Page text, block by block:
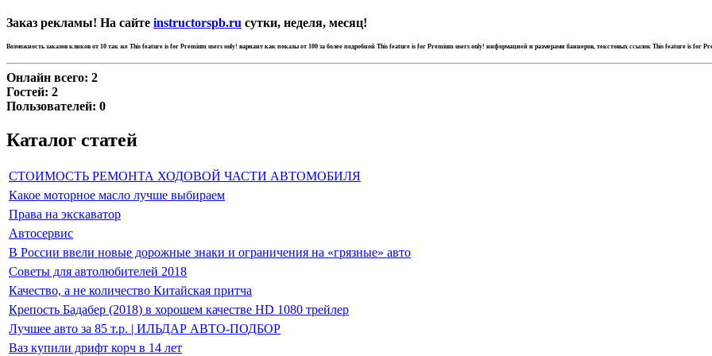
Заказ рекламы! На сайте instructorspb.ru сутки, неделя, месяц!
Возможность заказов кликов от 10 так же This feature is for Premium users only! вариант как показы от 100 за более подробной This feature is for Premium users only! информацией и размерами баннеров, текстовых ссылок This feature is for
Онлайн всего: 2
Гостей: 2
Пользователей: 0
Каталог статей
СТОИМОСТЬ РЕМОНТА ХОДОВОЙ ЧАСТИ АВТОМОБИЛЯ
Какое моторное масло лучше выбираем
Права на экскаватор
Автосервис
В России ввели новые дорожные знаки и ограничения на «грязные» авто
Советы для автолюбителей 2018
Качество, а не количество Китайская притча
Крепость Бадабер (2018) в хорошем качестве HD 1080 трейлер
Лучшее авто за 85 т.р. | ИЛЬДАР АВТО-ПОДБОР
Ваз купили дрифт корч в 14 лет